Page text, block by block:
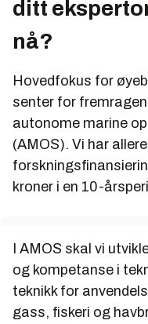
ditt
nå?
Hovedfokus for
senter for
autonome marine
(AMOS). Vi har
kroner i en 10-
I AMOS skal vi
og kompetanse i
teknikk for
gass, fiskeri og